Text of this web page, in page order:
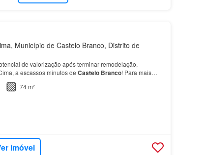
Município de Castelo Branco, Distrito de
de valorização após terminar remodelação,
a escassos minutos de Castelo Branco! Para mais
de visita entre já em contacto com a Imobreta…
74 m²
imóvel